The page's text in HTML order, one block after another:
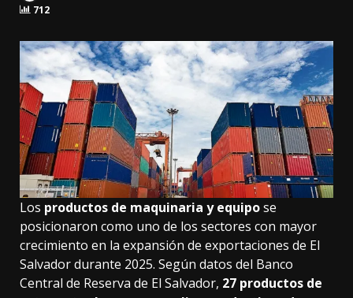
712
Los productos de maquinaria y equipose
posicionaron como uno de los sectores con mayor
crecimiento en la expansión de exportaciones de El
Salvador durante 2025. Según datos del Banco
Central de Reserva de El Salvador, 27 productos de